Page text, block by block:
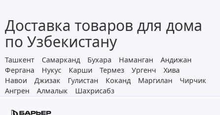
запах воды (органолептические
свойства) на стадии финишной
очистки.
Фильтрующий материал БАРЬЕР
Доставка товаров для дома
по Узбекистану
Ташкент Самарканд Бухара Наманган
Андижан
Фергана
Нукус Карши Термез Ургенч
Хива
Навои
Джизак Гулистан Коканд Маргилан
Чирчик
Ангрен
Алмалык Шахрисабз